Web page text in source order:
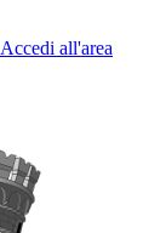
Accedi all'area